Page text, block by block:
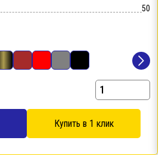
50
Купить в 1 клик